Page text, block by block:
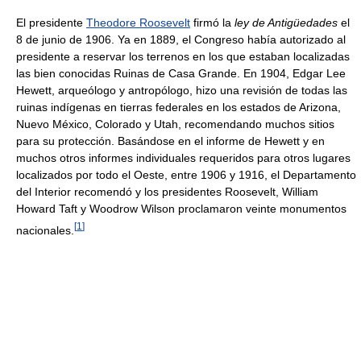
El presidente Theodore Roosevelt firmó la ley de Antigüedades el
8 de junio de 1906. Ya en 1889, el Congreso había autorizado al
presidente a reservar los terrenos en los que estaban localizadas
las bien conocidas Ruinas de Casa Grande. En 1904, Edgar Lee
Hewett, arqueólogo y antropólogo, hizo una revisión de todas las
ruinas indígenas en tierras federales en los estados de Arizona,
Nuevo México, Colorado y Utah, recomendando muchos sitios
para su protección. Basándose en el informe de Hewett y en
muchos otros informes individuales requeridos para otros lugares
localizados por todo el Oeste, entre 1906 y 1916, el Departamento
del Interior recomendó y los presidentes Roosevelt, William
Howard Taft y Woodrow Wilson proclamaron veinte monumentos
nacionales. [1 ]